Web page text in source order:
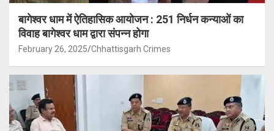
बागेश्वर धाम में ऐतिहासिक आयोजन : 251 निर्धन कन्याओं का
विवाह बागेश्वर धाम द्वारा संपन्न होगा
February 26, 2025 Chhattisgarh Crimes